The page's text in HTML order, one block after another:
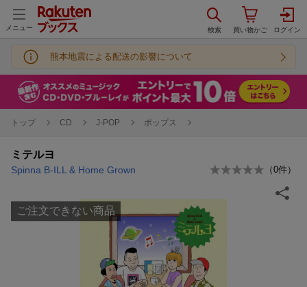
メニュー
熊本地震による配送の影響について
トップ CD J-POP ポップス
ミテルヨ
Spinna B-ILL & Home Grown （0件）
ご注文できない商品